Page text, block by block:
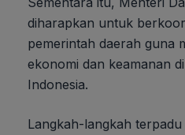
diharapkan untuk
pemerintah daerah guna
ekonomi dan keamanan
Indonesia.
Langkah-langkah